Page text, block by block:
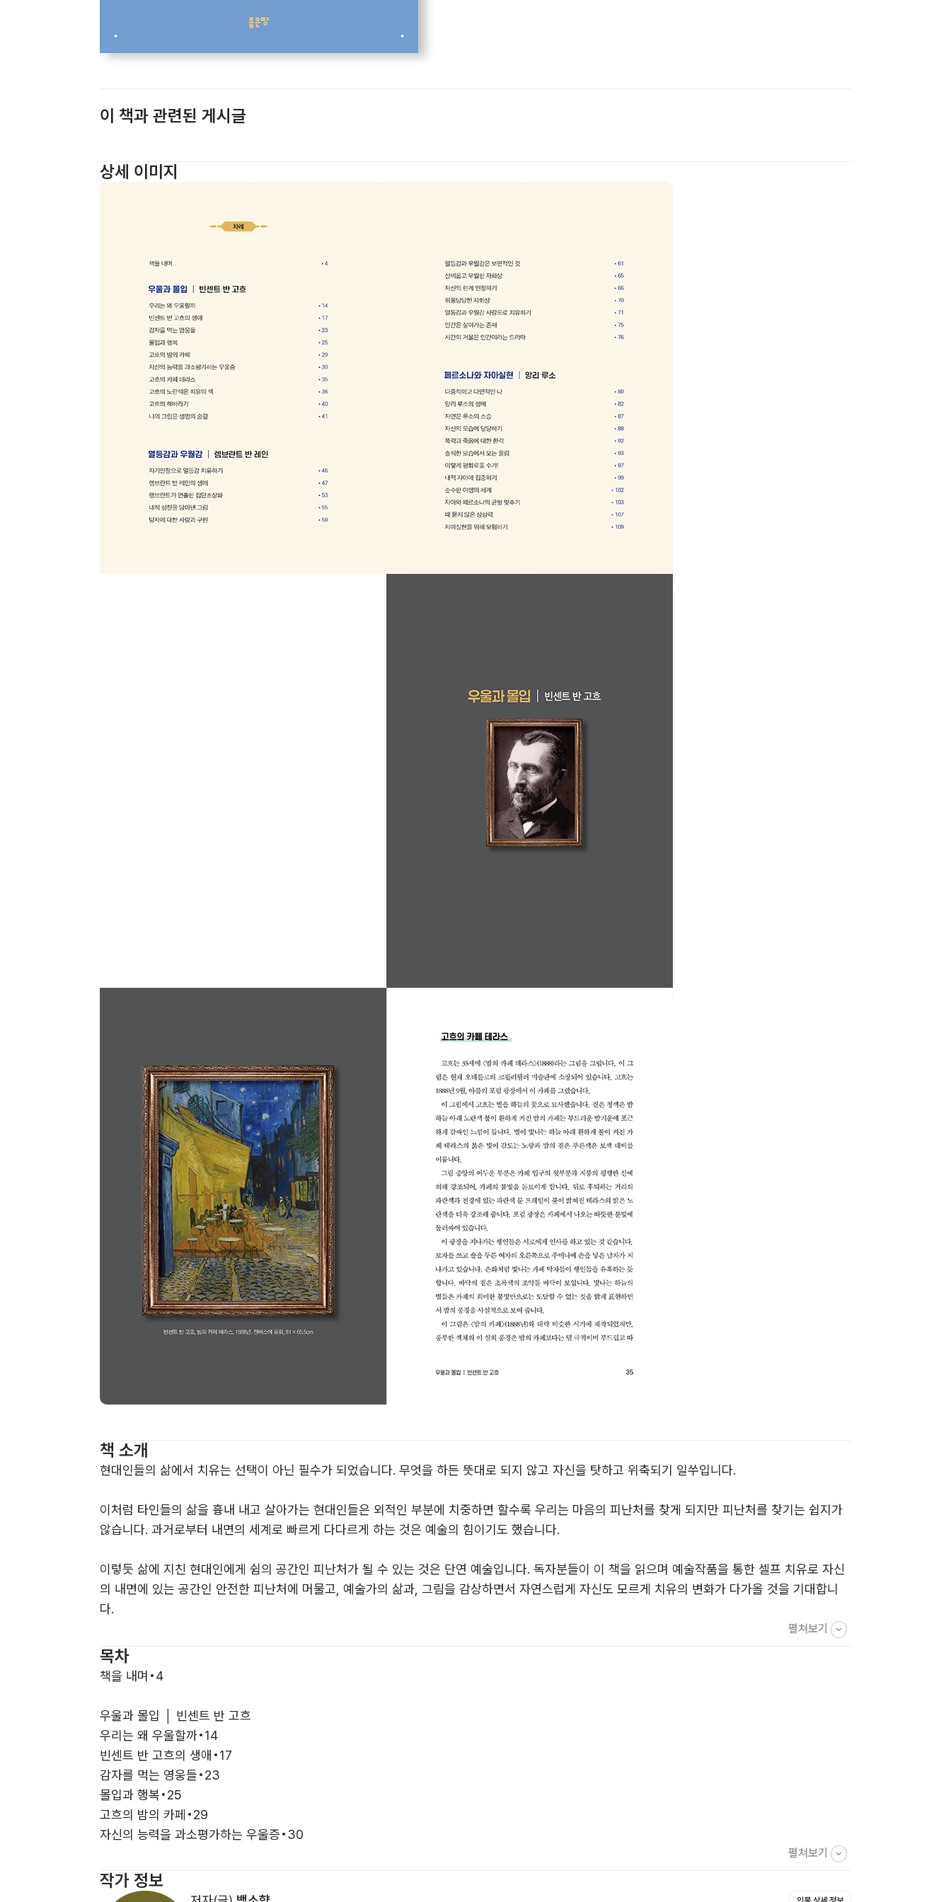
이 책과 관련된 게시글
상세 이미지
책 소개
현대인들의 삶에서 치유는 선택이 아닌 필수가 되었습니다. 무엇을 하든 뜻대로 되지 않고 자신을 탓하고 위축되기 일쑤입니다.
이처럼 타인들의 삶을 흉내 내고 살아가는 현대인들은 외적인 부분에 치중하면 할수록 우리는 마음의 피난처를 찾게 되지만 피난처를 찾기는 쉽지가
않습니다. 과거로부터 내면의 세계로 빠르게 다다르게 하는 것은 예술의 힘이기도 했습니다.
이렇듯 삶에 지친 현대인에게 쉼의 공간인 피난처가 될 수 있는 것은 단연 예술입니다. 독자분들이 이 책을 읽으며 예술작품을 통한 셀프 치유로 자신
의 내면에 있는 공간인 안전한 피난처에 머물고, 예술가의 삶과, 그림을 감상하면서 자연스럽게 자신도 모르게 치유의 변화가 다가올 것을 기대합니
다.
펼쳐보기
목차
책을 내며•4
우울과 몰입 │ 빈센트 반 고흐
우리는 왜 우울할까•14
빈센트 반 고흐의 생애•17
감자를 먹는 영웅들•23
몰입과 행복•25
고흐의 밤의 카페•29
자신의 능력을 과소평가하는 우울증•30
고흐의 노란색은 치유의 색•36
고흐의 해바라기•40
펼쳐보기
작가 정보